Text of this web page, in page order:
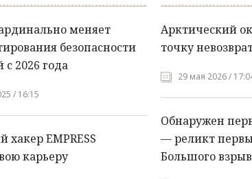
меняет
безопасности
с 2026 года
/ 16:15
EMPRESS
карьеру
Арктический
точку
29 мая 2026 /
Обнаружен
— реликт
Большого